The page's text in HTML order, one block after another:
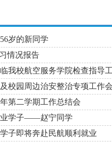
岁的新同学
情况报告
我校航空服务学院检查指导
校园周边治安整治专项工作
第二学期工作总结会
业学子——赵宁同学
子即将奔赴民航顺利就业